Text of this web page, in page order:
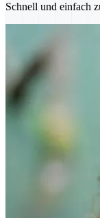
Schnell und einfach